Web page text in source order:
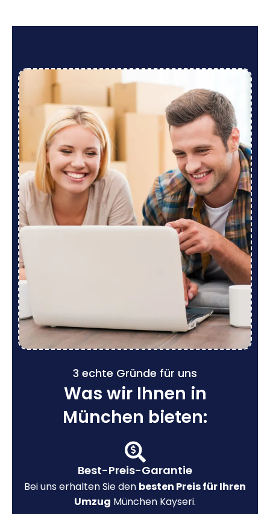
3 echte Gründe für uns
Was wir Ihnen in
München bieten:
Best-Preis-Garantie
Bei uns erhalten Sie den besten Preis für Ihren
Umzug München Kayseri.